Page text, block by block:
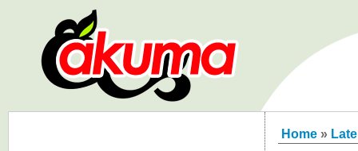
Home »